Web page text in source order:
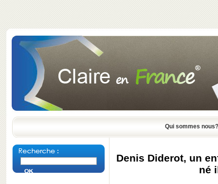
Qui sommes nous?
Denis Diderot, un
né